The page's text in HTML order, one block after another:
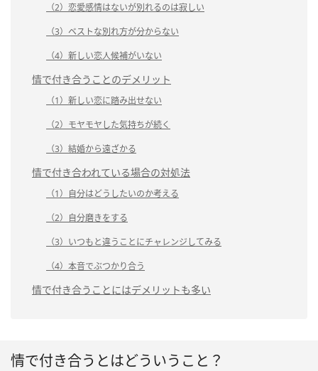
（2）恋愛感情はないが別れるのは寂しい
（3）ベストな別れ方が分からない
（4）新しい恋人候補がいない
情で付き合うことのデメリット
（1）新しい恋に踏み出せない
（2）モヤモヤした気持ちが続く
（3）結婚から遠ざかる
情で付き合われている場合の対処法
（1）自分はどうしたいのか考える
（2）自分磨きをする
（3）いつもと違うことにチャレンジしてみる
（4）本音でぶつかり合う
情で付き合うことにはデメリットも多い
情で付き合うとはどういうこと？